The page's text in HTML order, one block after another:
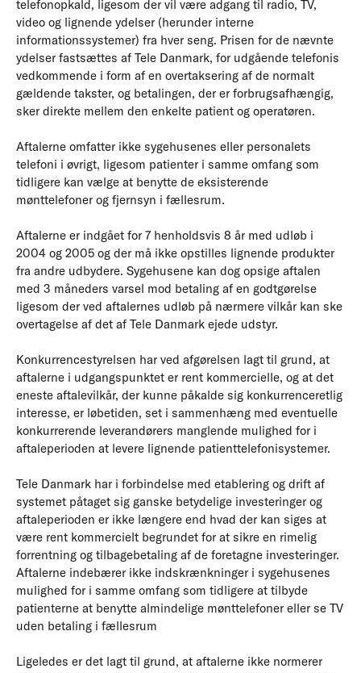
telefonopkald, ligesom der vil være adgang til radio, TV,
video og lignende ydelser (herunder interne
informationssystemer) fra hver seng. Prisen for de nævnte
ydelser fastsættes af Tele Danmark, for udgående telefonis
vedkommende i form af en overtaksering af de normalt
gældende takster, og betalingen, der er forbrugsafhængig,
sker direkte mellem den enkelte patient og operatøren.
Aftalerne omfatter ikke sygehusenes eller personalets
telefoni i øvrigt, ligesom patienter i samme omfang som
tidligere kan vælge at benytte de eksisterende
mønttelefoner og fjernsyn i fællesrum.
Aftalerne er indgået for 7 henholdsvis 8 år med udløb i
2004 og 2005 og der må ikke opstilles lignende produkter
fra andre udbydere. Sygehusene kan dog opsige aftalen
med 3 måneders varsel mod betaling af en godtgørelse
ligesom der ved aftalernes udløb på nærmere vilkår kan ske
overtagelse af det af Tele Danmark ejede udstyr.
Konkurrencestyrelsen har ved afgørelsen lagt til grund, at
aftalerne i udgangspunktet er rent kommercielle, og at det
eneste aftalevilkår, der kunne påkalde sig konkurrenceretlig
interesse, er løbetiden, set i sammenhæng med eventuelle
konkurrerende leverandørers manglende mulighed for i
aftaleperioden at levere lignende patienttelefonisystemer.
Tele Danmark har i forbindelse med etablering og drift af
systemet påtaget sig ganske betydelige investeringer og
aftaleperioden er ikke længere end hvad der kan siges at
være rent kommercielt begrundet for at sikre en rimelig
forrentning og tilbagebetaling af de foretagne investeringer.
Aftalerne indebærer ikke indskrænkninger i sygehusenes
mulighed for i samme omfang som tidligere at tilbyde
patienterne at benytte almindelige mønttelefoner eller se TV
uden betaling i fællesrum
Ligeledes er det lagt til grund, at aftalerne ikke normerer